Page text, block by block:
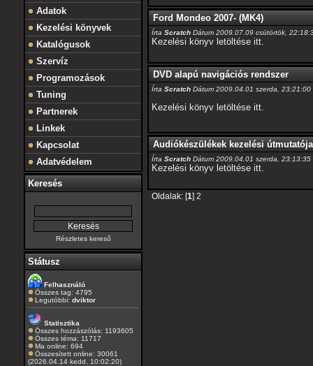
Adatok
Kezelési könyvek
Katalógusok
Szervíz
Programozások
Tuning
Partnerek
Linkek
Kapcsolat
Adatvédelem
Keresés
Részletes kereső
Státusz
Felhasználó
Összes tag: 4795
Legutóbbi: dviktor
Statisztika
Összes hozzászólás: 1193605
Összes téma: 11717
Ma online: 694
Összesített online: 30061
(2026.04.14 kedd, 10:02:20)
Ford Mondeo 2007- (MK4)
Írta Scratch Dátum 2009.07.09 csütörtök,
Kezelési könyv letöltése itt.
DVD alapú navigációs rendszer
Írta Scratch Dátum 2009.04.01 szerda, 23:21:00
Kezelési könyv letöltése itt.
Audiókészülékek kezelési útmutatója
Írta Scratch Dátum 2009.04.01 szerda, 23:13:35
Kezelési könyv letöltése itt.
Oldalak: [1]2